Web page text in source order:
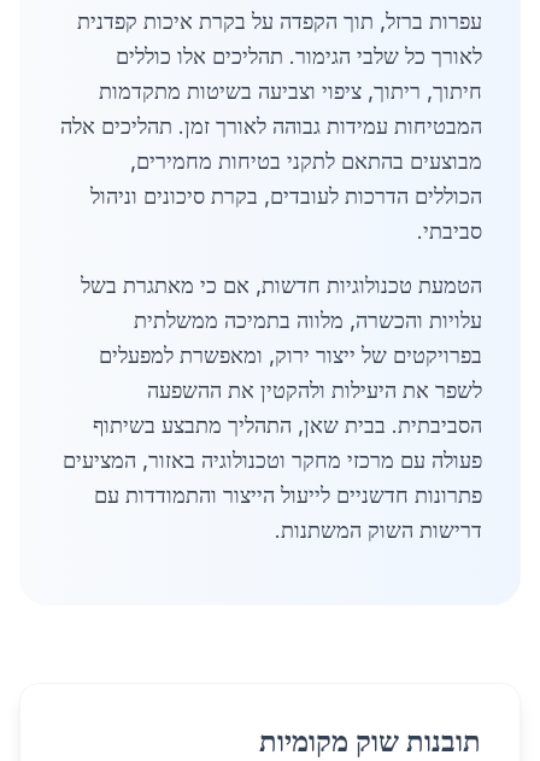
עפרות ברזל, תוך הקפדה על בקרת איכות קפדנית
לאורך כל שלבי הגימור. תהליכים אלו כוללים
חיתוך, ריתוך, ציפוי וצביעה בשיטות מתקדמות
המבטיחות עמידות גבוהה לאורך זמן. תהליכים אלה
מבוצעים בהתאם לתקני בטיחות מחמירים,
הכוללים הדרכות לעובדים, בקרת סיכונים וניהול
סביבתי.
הטמעת טכנולוגיות חדשות, אם כי מאתגרת בשל
עלויות והכשרה, מלווה בתמיכה ממשלתית
בפרויקטים של ייצור ירוק, ומאפשרת למפעלים
לשפר את היעילות ולהקטין את ההשפעה
הסביבתית. בבית שאן, התהליך מתבצע בשיתוף
פעולה עם מרכזי מחקר וטכנולוגיה באזור, המציעים
פתרונות חדשניים לייעול הייצור והתמודדות עם
דרישות השוק המשתנות.
תובנות שוק מקומיות